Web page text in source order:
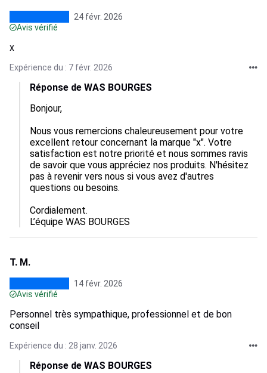
24 févr. 2026
Avis vérifié
x
Expérience du : 7 févr. 2026
Réponse de WAS BOURGES
Bonjour,
Nous vous remercions chaleureusement pour votre
excellent retour concernant la marque "x". Votre
satisfaction est notre priorité et nous sommes ravis
de savoir que vous appréciez nos produits. N'hésitez
pas à revenir vers nous si vous avez d'autres
questions ou besoins.
Cordialement.
L’équipe WAS BOURGES
T. M.
14 févr. 2026
Avis vérifié
Personnel très sympathique, professionnel et de bon
conseil
Expérience du : 28 janv. 2026
Réponse de WAS BOURGES